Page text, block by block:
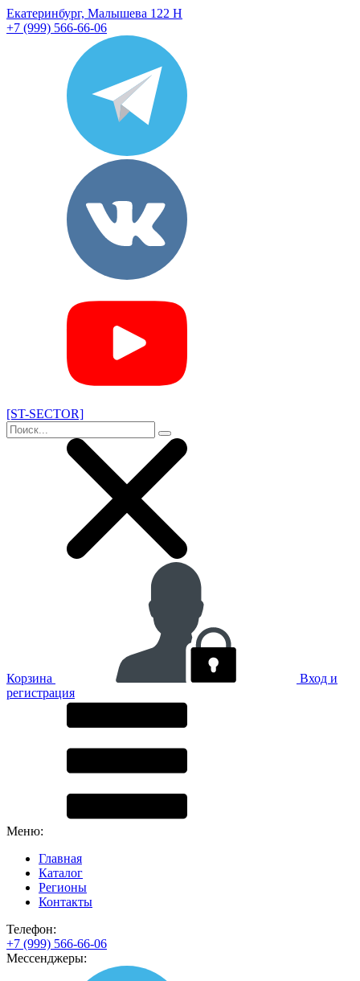
Екатеринбург, Малышева 122 Н
+7 (999) 566-66-06
[ST-SECTOR]
Корзина
Вход и
регистрация
Меню:
Главная
Каталог
Регионы
Контакты
Телефон:
+7 (999) 566-66-06
Мессенджеры: